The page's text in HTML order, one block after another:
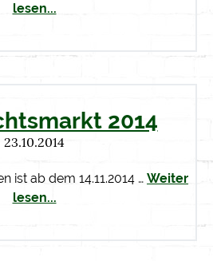
lesen...
2014
23.10.2014
ist ab dem 14.11.2014 … Weiter
lesen...